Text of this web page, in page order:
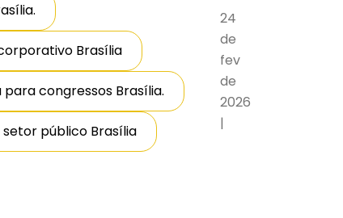
Brasília
congressos Brasília.
público Brasília
24
de
fev
de
2026
|